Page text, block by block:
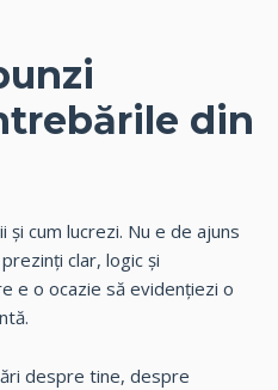
din
cum lucrezi. Nu e de ajuns
clar, logic și
e o ocazie să evidențiezi o
despre tine, despre